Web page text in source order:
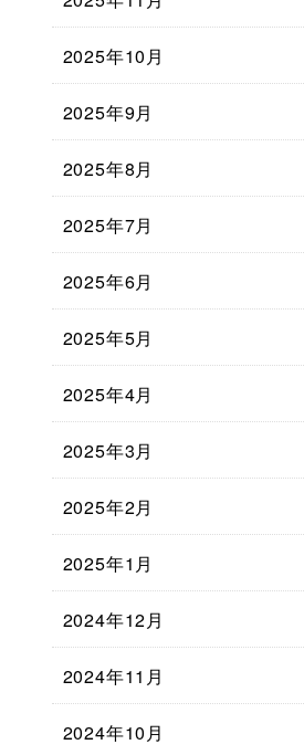
2025年10月
2025年9月
2025年8月
2025年7月
2025年6月
2025年5月
2025年4月
2025年3月
2025年2月
2025年1月
2024年12月
2024年11月
2024年10月